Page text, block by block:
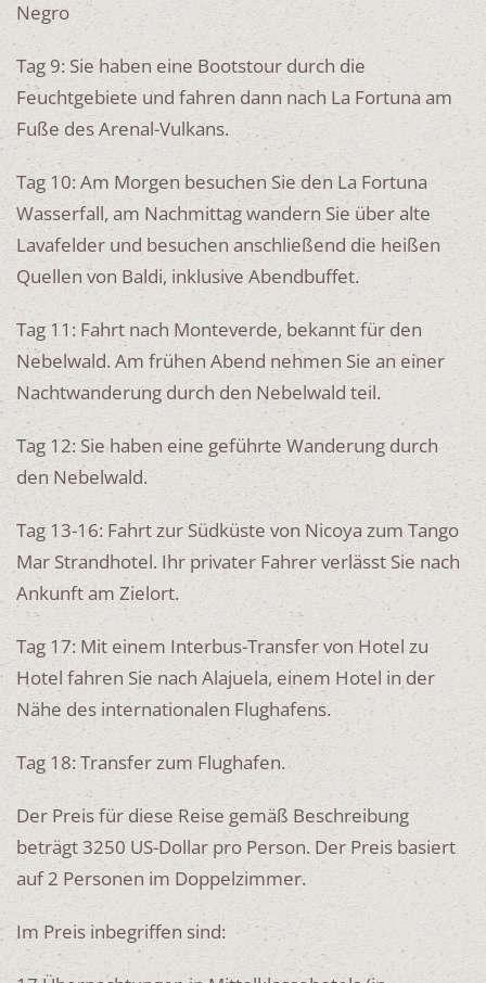
Negro
Tag 9: Sie haben eine Bootstour durch die
Feuchtgebiete und fahren dann nach La Fortuna am
Fuße des Arenal-Vulkans.
Tag 10: Am Morgen besuchen Sie den La Fortuna
Wasserfall, am Nachmittag wandern Sie über alte
Lavafelder und besuchen anschließend die heißen
Quellen von Baldi, inklusive Abendbuffet.
Tag 11: Fahrt nach Monteverde, bekannt für den
Nebelwald. Am frühen Abend nehmen Sie an einer
Nachtwanderung durch den Nebelwald teil.
Tag 12: Sie haben eine geführte Wanderung durch
den Nebelwald.
Tag 13-16: Fahrt zur Südküste von Nicoya zum Tango
Mar Strandhotel. Ihr privater Fahrer verlässt Sie nach
Ankunft am Zielort.
Tag 17: Mit einem Interbus-Transfer von Hotel zu
Hotel fahren Sie nach Alajuela, einem Hotel in der
Nähe des internationalen Flughafens.
Tag 18: Transfer zum Flughafen.
Der Preis für diese Reise gemäß Beschreibung
beträgt 3250 US-Dollar pro Person. Der Preis basiert
auf 2 Personen im Doppelzimmer.
Im Preis inbegriffen sind: